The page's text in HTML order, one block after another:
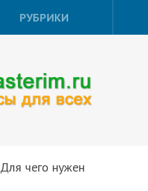
РУБРИКИ
Для чего нужен